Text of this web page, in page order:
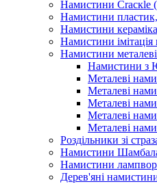
Намистини Cracкle
Намистини
Намистини кераміка
Намистини імітація
Намистини металеві
Намистини з
Металеві
Металеві
Металеві
Металеві
Металеві
Роздільники зі
Намистини
Намистини
Дерев'яні